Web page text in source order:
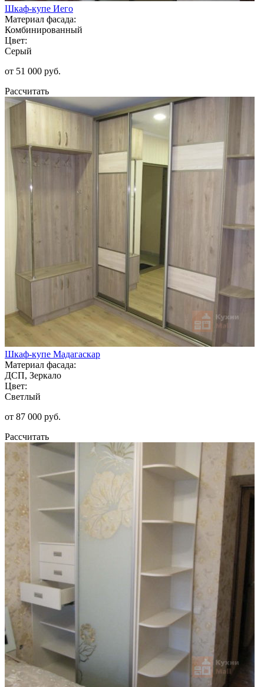
Шкаф-купе Иего
Материал фасада:
Комбинированный
Цвет:
Серый
от 51 000 руб.
Рассчитать
Шкаф-купе Мадагаскар
Материал фасада:
ДСП, Зеркало
Цвет:
Светлый
от 87 000 руб.
Рассчитать